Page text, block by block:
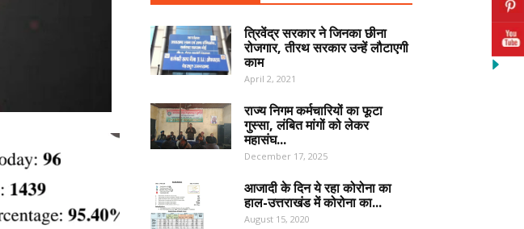
त्रिवेंद्र सरकार ने जिनका छीना
रोजगार, तीरथ सरकार उन्हें लौटाएगी
काम
April 2, 2021
राज्य निगम कर्मचारियों का फूटा
गुस्सा, लंबित मांगों को लेकर
महासंघ...
December 17, 2025
आजादी के दिन ये रहा कोरोना का
हाल-उत्तराखंड में कोरोना का...
August 15, 2020